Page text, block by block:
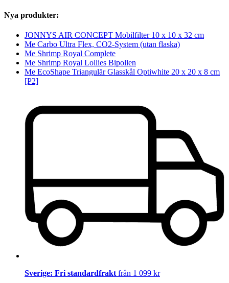
Nya produkter:
JONNYS AIR CONCEPT Mobilfilter 10 x 10 x 32 cm
Me Carbo Ultra Flex, CO2-System (utan flaska)
Me Shrimp Royal Complete
Me Shrimp Royal Lollies Bipollen
Me EcoShape Triangulär Glasskål Optiwhite 20 x 20 x 8 cm
[P2]
Sverige: Fri standardfrakt från 1 099 kr